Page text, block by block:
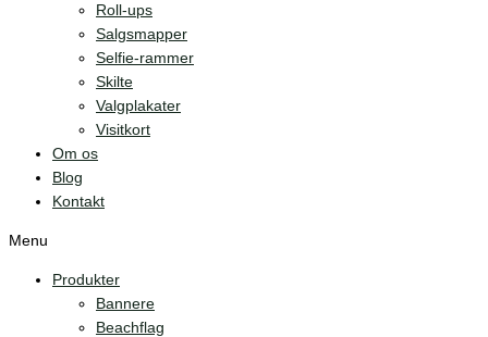
Roll-ups
Salgsmapper
Selfie-rammer
Skilte
Valgplakater
Visitkort
Om os
Blog
Kontakt
Menu
Produkter
Bannere
Beachflag